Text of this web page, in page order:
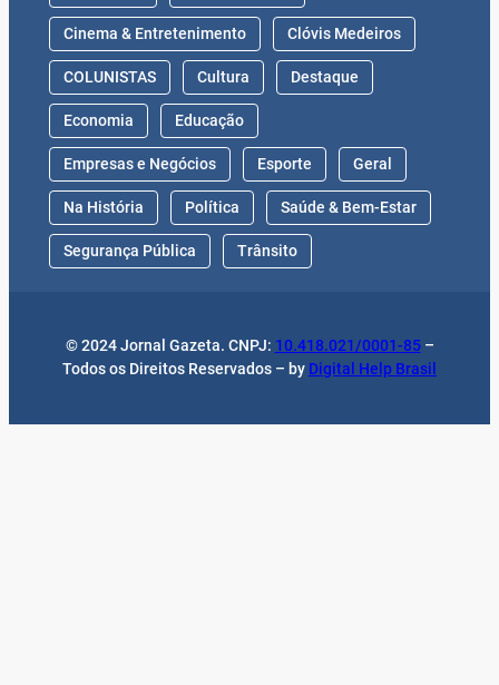
Cinema & Entretenimento Clóvis Medeiros
COLUNISTAS Cultura Destaque
Economia Educação
Empresas e Negócios Esporte Geral
Na História Política Saúde & Bem-Estar
Segurança Pública Trânsito
© 2024 Jornal Gazeta. CNPJ: 10.418.021/0001-85–
Todos os Direitos Reservados – by Digital Help Brasil